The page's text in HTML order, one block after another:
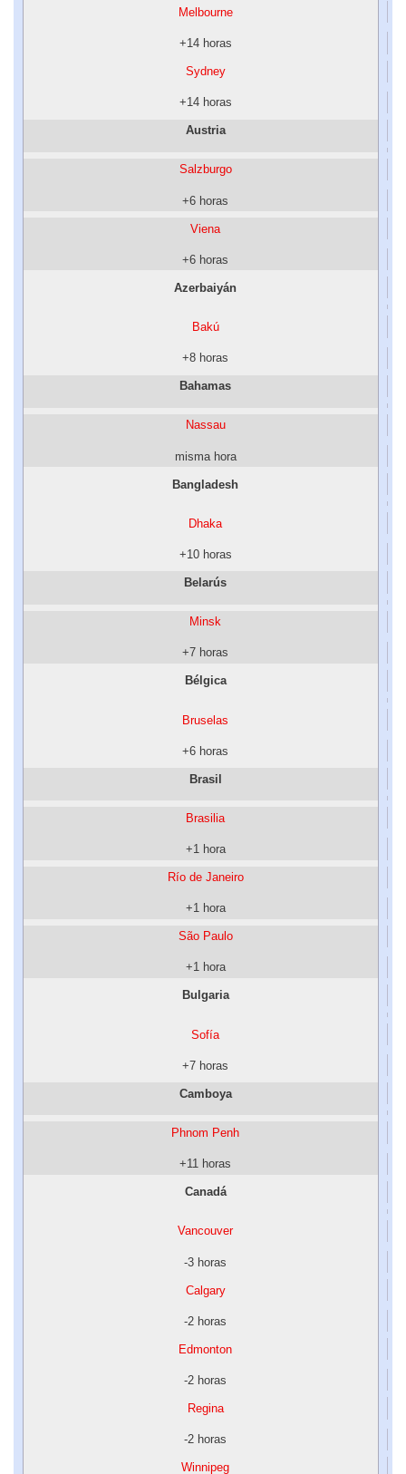
Melbourne
+14 horas
Sydney
+14 horas
Austria
Salzburgo
+6 horas
Viena
+6 horas
Azerbaiyán
Bakú
+8 horas
Bahamas
Nassau
misma hora
Bangladesh
Dhaka
+10 horas
Belarús
Minsk
+7 horas
Bélgica
Bruselas
+6 horas
Brasil
Brasilia
+1 hora
Río de Janeiro
+1 hora
São Paulo
+1 hora
Bulgaria
Sofía
+7 horas
Camboya
Phnom Penh
+11 horas
Canadá
Vancouver
-3 horas
Calgary
-2 horas
Edmonton
-2 horas
Regina
-2 horas
Winnipeg